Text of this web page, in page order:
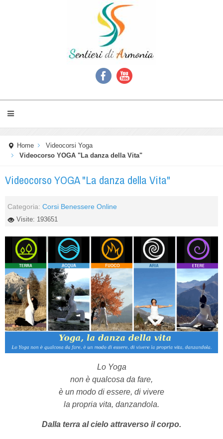
Home
Videocorsi Yoga
Videocorso YOGA "La danza della Vita"
Videocorso YOGA "La danza della Vita"
Categoria: Corsi Benessere Online
Visite: 193651
Lo Yoga
non è qualcosa da fare,
è un modo di essere, di vivere
la propria vita, danzandola.
Dalla terra al cielo attraverso il corpo.